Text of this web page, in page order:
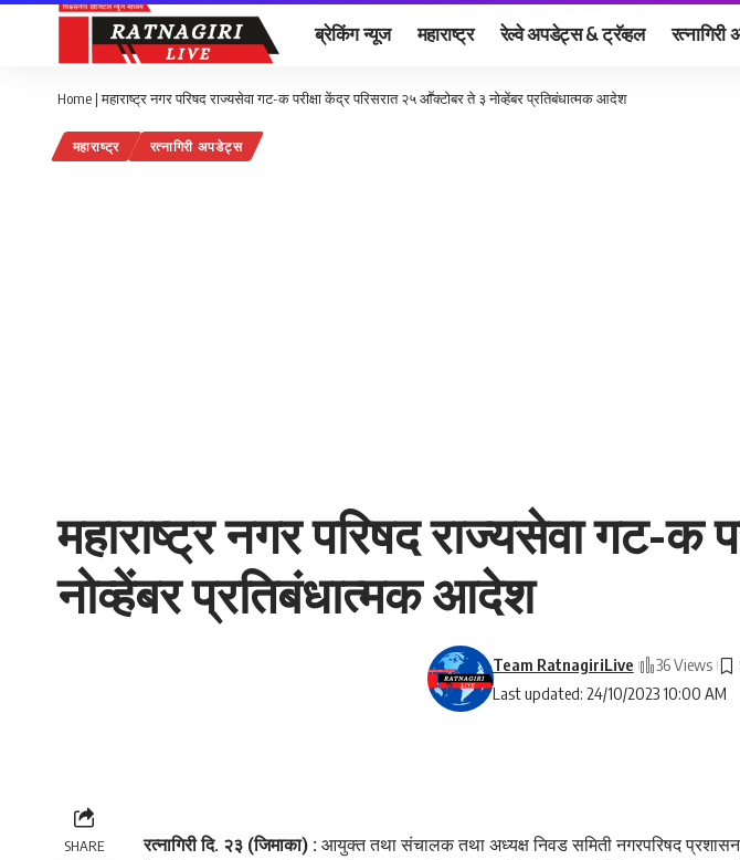
ब्रेकिंग न्यूज महाराष्ट्र रेल्वे अपडेट्स & ट्रॅव्हल
Home |महाराष्ट्र नगर परिषद राज्यसेवा गट-क परीक्षा केंद्र परिसरात २५ आॕक्टोबर ते ३ नोव्हेंबर प्रतिबंधात्मक आदेश
महाराष्ट्र रत्नागिरी अपडेट्स
महाराष्ट्र नगर परिषद राज्यसेवा गट-क
नोव्हेंबर प्रतिबंधात्मक आदेश
Last updated: 24/10/2023 10:00 AM
Team RatnagiriLive 36 Views
SHARE रत्नागिरी दि. २३ (जिमाका) : आयुक्त तथा संचालक तथा अध्यक्ष निवड समिती नगरपरिषद प्रशासन